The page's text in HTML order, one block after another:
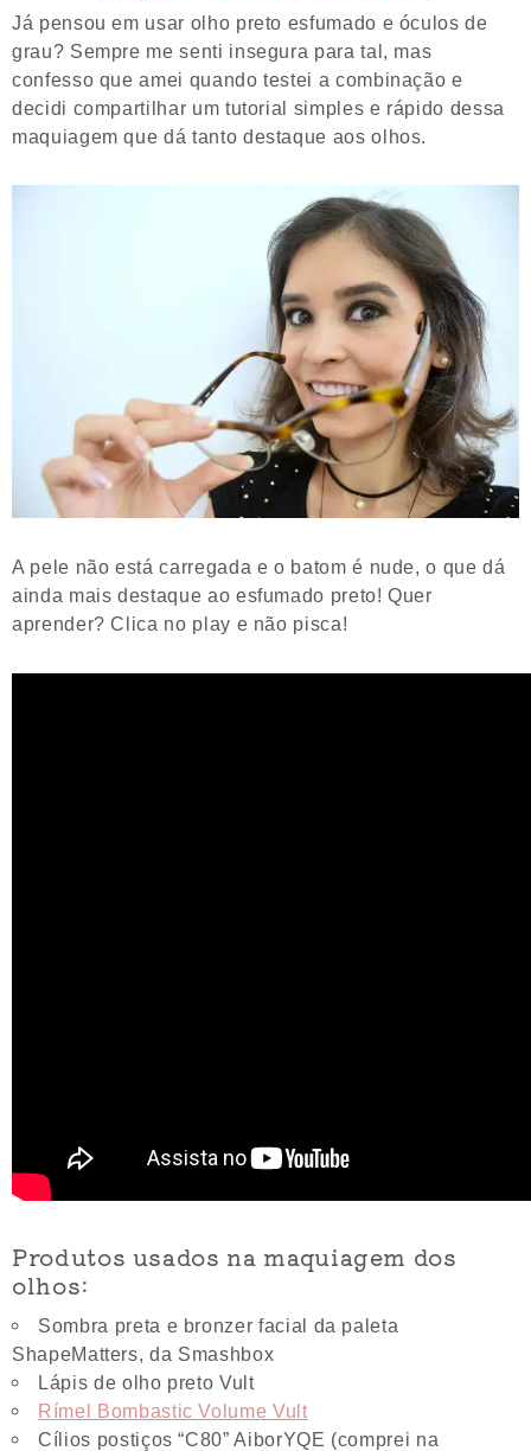
Já pensou em usar olho preto esfumado e óculos de
grau? Sempre me senti insegura para tal, mas
confesso que amei quando testei a combinação e
decidi compartilhar um tutorial simples e rápido dessa
maquiagem que dá tanto destaque aos olhos.
A pele não está carregada e o batom é nude, o que dá
ainda mais destaque ao esfumado preto! Quer
aprender? Clica no play e não pisca!
Produtos usados na maquiagem dos
olhos:
Sombra preta e bronzer facial da paleta
ShapeMatters, da Smashbox
Lápis de olho preto Vult
Rímel Bombastic Volume Vult
Cílios postiços “C80” AiborYQE (comprei na